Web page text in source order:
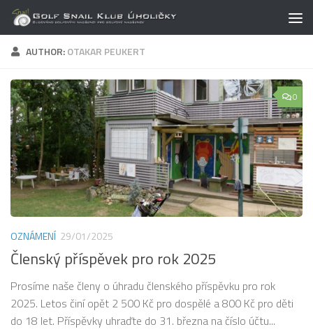
Skip to content
AUTHOR:OTAKAR PEUKERT
0
OZNÁMENÍ 29/01/2025
Členský příspěvek pro rok 2025
Prosíme naše členy o úhradu členského příspěvku pro rok
2025. Letos činí opět 2 500 Kč pro dospělé a 800 Kč pro děti
do 18 let. Příspěvky uhraďte do 31. března na číslo účtu...